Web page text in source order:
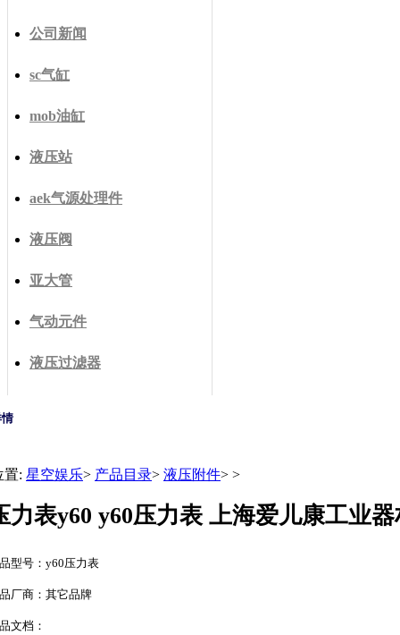
公司新闻
sc气缸
mob油缸
液压站
aek气源处理件
液压阀
亚大管
气动元件
液压过滤器
置: 星空娱乐> 产品目录> 液压附件> >
力表y60 y60压力表 上海爱儿康工业
型号：y60压力表
厂商：其它品牌
文档：